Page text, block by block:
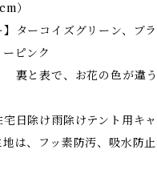
）
ターコイズグリーン、ブ
ピンク
お花の色が違うタ
除け雨除けテント用キャ
、フッ素防汚、吸水防止